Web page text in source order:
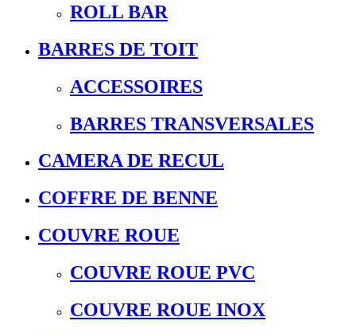
ROLL BAR
BARRES DE TOIT
ACCESSOIRES
BARRES TRANSVERSALES
CAMERA DE RECUL
COFFRE DE BENNE
COUVRE ROUE
COUVRE ROUE PVC
COUVRE ROUE INOX